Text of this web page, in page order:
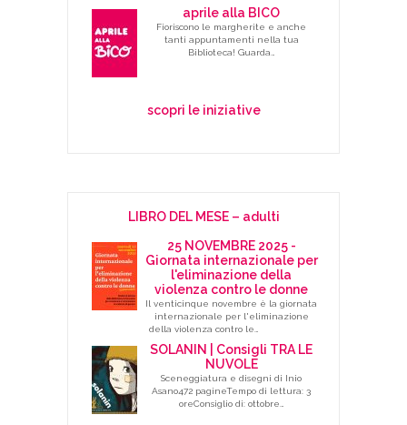
aprile alla BICO
Fioriscono le margherite e anche
tanti appuntamenti nella tua
Biblioteca! Guarda…
scopri le iniziative
LIBRO DEL MESE – adulti
25 NOVEMBRE 2025 -
Giornata internazionale per
l'eliminazione della
violenza contro le donne
Il venticinque novembre è la giornata
internazionale per l'eliminazione
della violenza contro le…
SOLANIN | Consigli TRA LE
NUVOLE
Sceneggiatura e disegni di Inio
Asano472 pagineTempo di lettura: 3
oreConsiglio di: ottobre…